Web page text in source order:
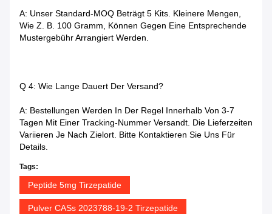
A: Unser Standard-MOQ Beträgt 5 Kits. Kleinere Mengen,
Wie Z. B. 100 Gramm, Können Gegen Eine Entsprechende
Mustergebühr Arrangiert Werden.
Q 4: Wie Lange Dauert Der Versand?
A: Bestellungen Werden In Der Regel Innerhalb Von 3-7
Tagen Mit Einer Tracking-Nummer Versandt. Die Lieferzeiten
Variieren Je Nach Zielort. Bitte Kontaktieren Sie Uns Für
Details.
Tags:
Peptide 5mg Tirzepatide
Pulver CASs 2023788-19-2 Tirzepatide